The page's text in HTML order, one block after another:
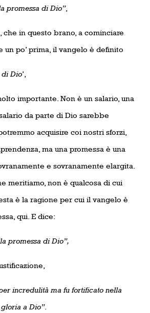
promessa di Dio”,
che in questo brano, a cominciare
un po’ prima, il vangelo è definito
di Dio’,
importante. Non è un salario, una
da parte di Dio sarebbe
acquisire coi nostri sforzi,
ma una promessa è una
e sovranamente elargita.
meritiamo, non è qualcosa di cui
è la ragione per cui il vangelo è
qui. E dice:
promessa di Dio”,
incredulità ma fu fortificato nella
a Dio”.